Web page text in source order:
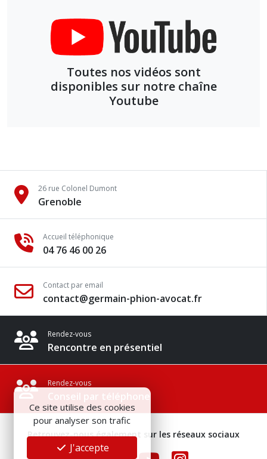
Toutes nos vidéos sont
disponibles sur notre chaîne
Youtube
26 rue Colonel Dumont
Grenoble
Accueil téléphonique
04 76 46 00 26
Contact par email
contact@germain-phion-avocat.fr
Rendez-vous
Rencontre en présentiel
Rendez-vous
Conseil par téléphone
Retrouvez-nous également sur les réseaux sociaux
Ce site utilise des cookies
pour analyser son trafic
J'accepte